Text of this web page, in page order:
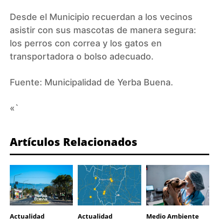
Desde el Municipio recuerdan a los vecinos
asistir con sus mascotas de manera segura:
los perros con correa y los gatos en
transportadora o bolso adecuado.
Fuente: Municipalidad de Yerba Buena.
«`
Artículos Relacionados
Actualidad Actualidad Medio Ambiente